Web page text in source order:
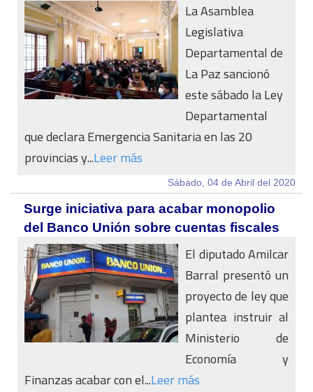
La Asamblea
Legislativa
Departamental de
La Paz sancionó
este sábado la Ley
Departamental
que declara Emergencia Sanitaria en las 20
provincias y...Leer más
Sábado, 04 de Abril del 2020
Surge iniciativa para acabar monopolio
del Banco Unión sobre cuentas fiscales
El diputado Amilcar
Barral presentó un
proyecto de ley que
plantea instruir al
Ministerio de
Economía y
Finanzas acabar con el...Leer más